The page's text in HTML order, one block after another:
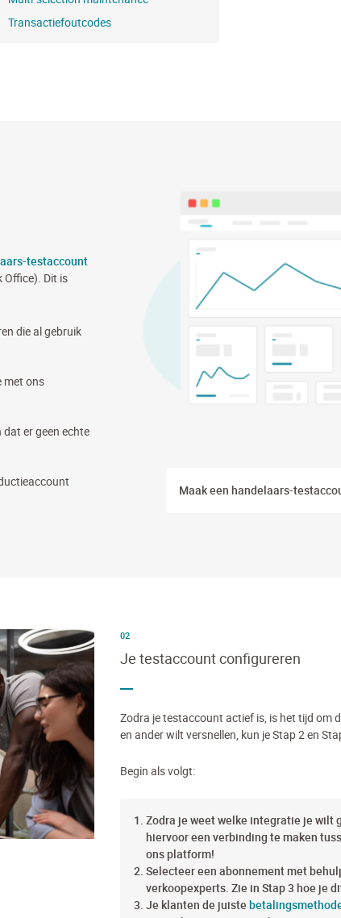
Transactiefoutcodes
testaccount
Office). Dit is
die al gebruik
met ons
er geen echte
Maak een handelaars-
02
Je testaccount configureren
Zodra je testaccount actief is, is het tijd om
en ander wilt versnellen, kun je Stap 2 en
Begin als volgt:
Zodra je weet welke integratie je wilt
hiervoor een verbinding te maken
ons platform!
Selecteer een abonnement met
verkoopexperts. Zie in Stap 3 hoe je
Je klanten de juiste